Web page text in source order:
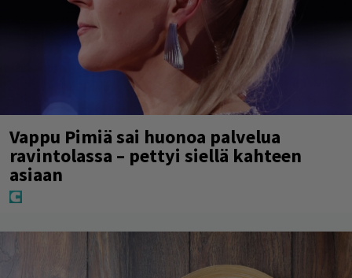
Vappu Pimiä sai huonoa palvelua
ravintolassa – pettyi siellä kahteen
asiaan